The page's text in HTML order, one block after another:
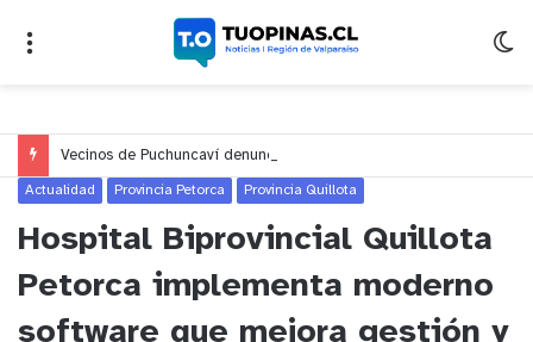
Actualidad Provincia Petorca Provincia Quillota
Hospital Biprovincial Quillota
Petorca implementa moderno
software que mejora gestión y